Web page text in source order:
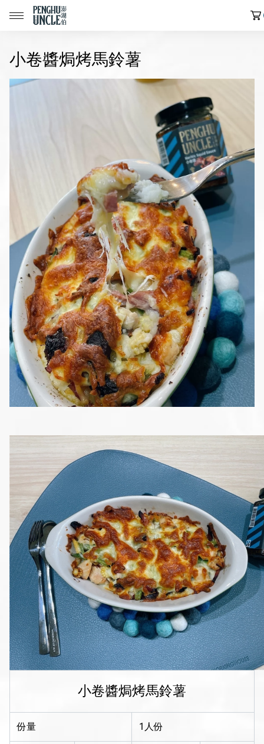
📢限時搶購｜魚皮買五送一🔥
📢限時搶購｜七龍珠聯名魚皮買五送一🔥
中元節專區
民生店限定選物
魷魚系列
休閒產品
送禮專區
風味醬系列
醬滷系列
冷凍鮮食系列
花火限定冰淇淋
品牌
服務/政策
Facebook
Line
Instagram
小卷醬焗烤馬鈴薯
小卷醬焗烤馬鈴薯
份量 1人份